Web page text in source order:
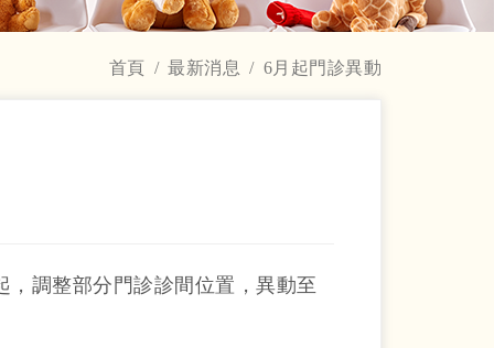
首頁 最新消息 6月起門診異動
調整部分門診診間位置，異動至